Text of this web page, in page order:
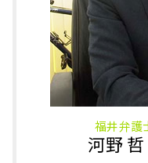
不起訴 とは
相続 大野市 弁護士
相続 加賀市 弁護士
相続 石川県 弁護士
相続 石川県 相談
福井弁護
河野 哲